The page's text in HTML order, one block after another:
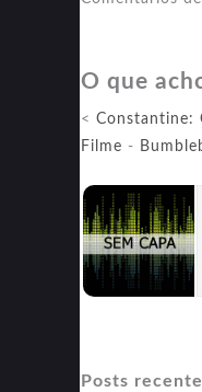
O que
< Constantine:
Filme -
Posts